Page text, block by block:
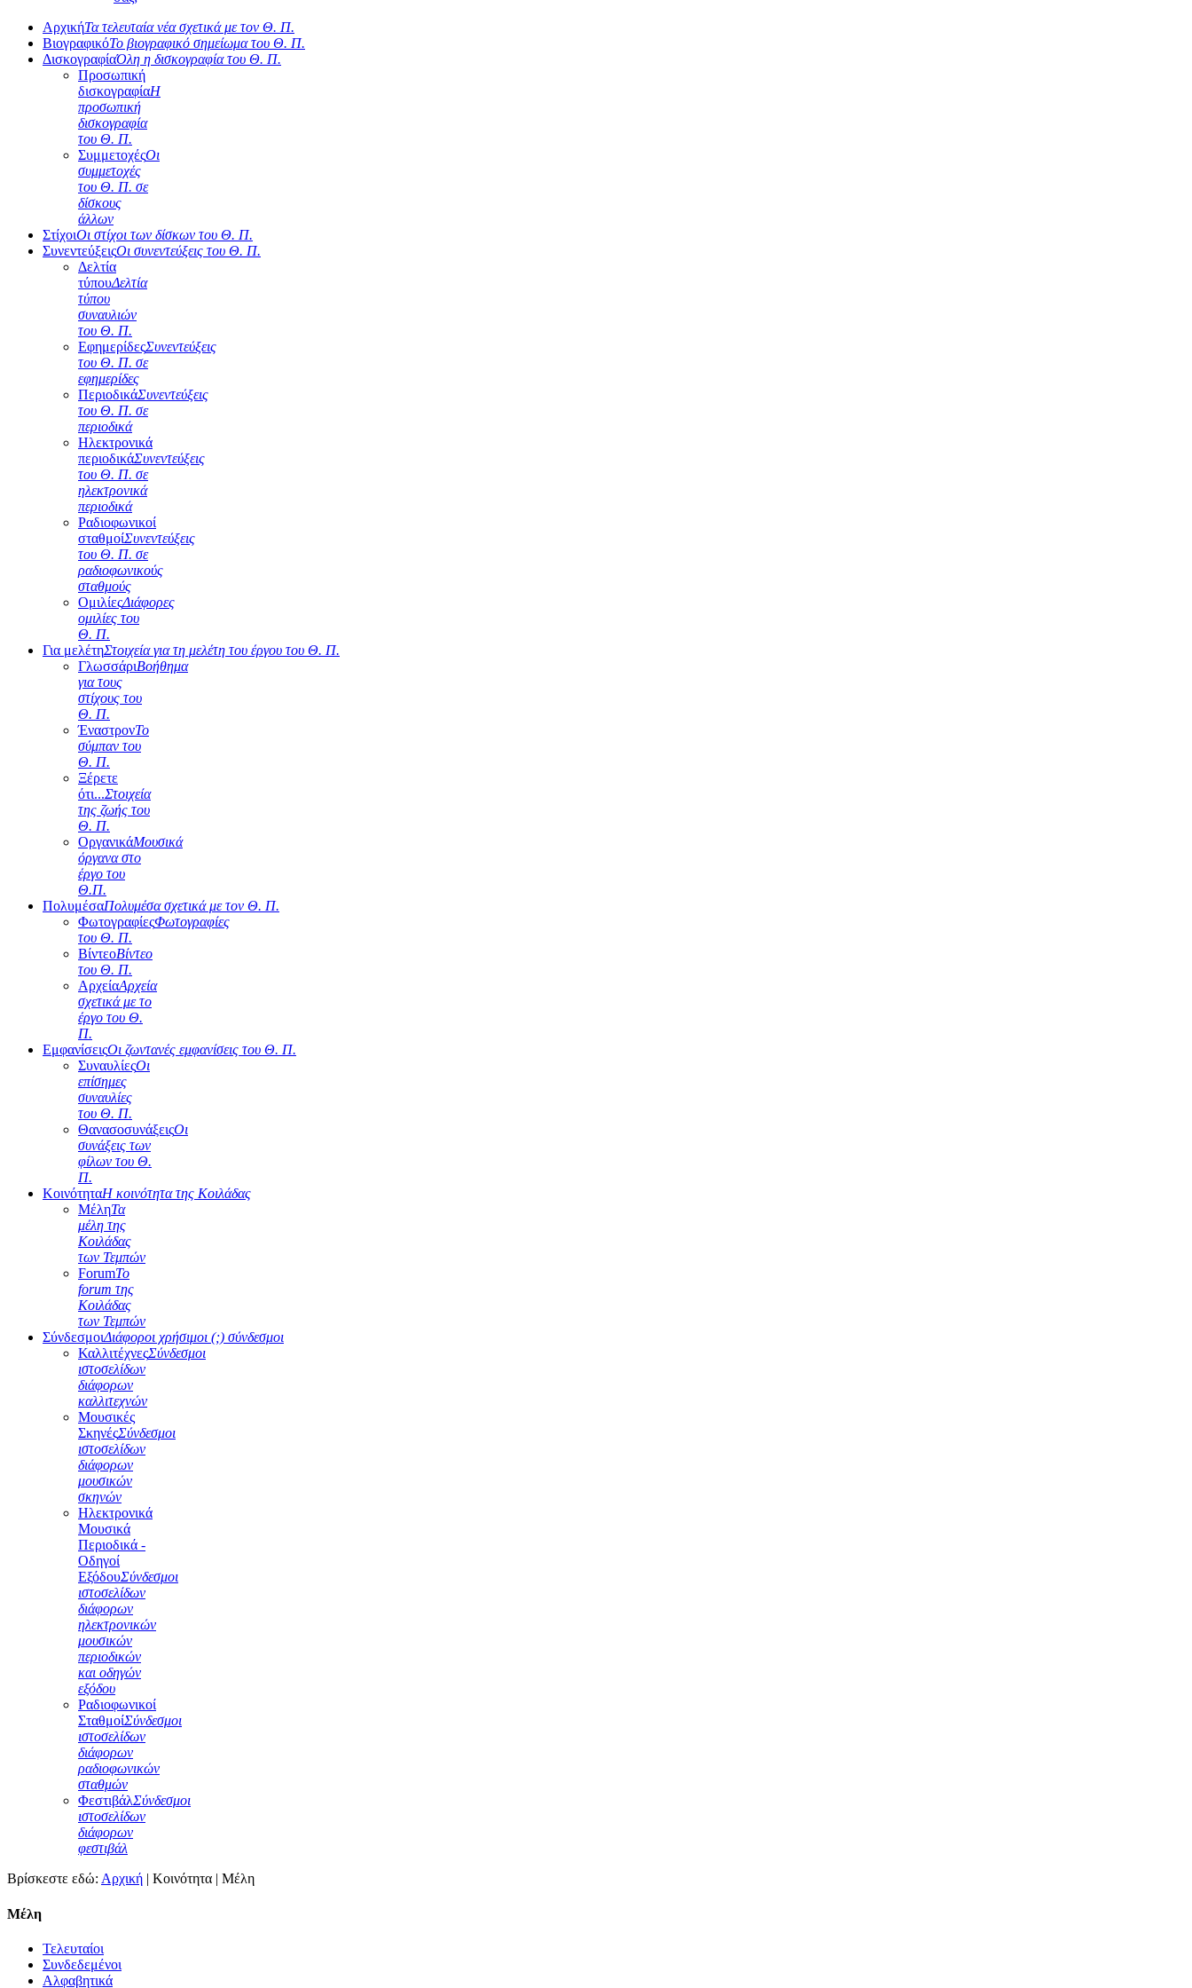
ΑρχικήΤα τελευταία νέα σχετικά με τον Θ. Π.
ΒιογραφικόΤο βιογραφικό σημείωμα του Θ. Π.
ΔισκογραφίαΌλη η δισκογραφία του Θ. Π.
Προσωπική
δισκογραφίαΗ
προσωπική
δισκογραφία
του Θ. Π.
ΣυμμετοχέςΟι
συμμετοχές
του Θ. Π. σε
δίσκους
άλλων
ΣτίχοιΟι στίχοι των δίσκων του Θ. Π.
ΣυνεντεύξειςΟι συνεντεύξεις του Θ. Π.
Δελτία
τύπουΔελτία
τύπου
συναυλιών
του Θ. Π.
ΕφημερίδεςΣυνεντεύξεις
του Θ. Π. σε
εφημερίδες
ΠεριοδικάΣυνεντεύξεις
του Θ. Π. σε
περιοδικά
Ηλεκτρονικά
περιοδικάΣυνεντεύξεις
του Θ. Π. σε
ηλεκτρονικά
περιοδικά
Ραδιοφωνικοί
σταθμοίΣυνεντεύξεις
του Θ. Π. σε
ραδιοφωνικούς
σταθμούς
ΟμιλίεςΔιάφορες
ομιλίες του
Θ. Π.
Για μελέτηΣτοιχεία για τη μελέτη του έργου του Θ. Π.
ΓλωσσάριΒοήθημα
για τους
στίχους του
Θ. Π.
ΈναστρονΤο
σύμπαν του
Θ. Π.
Ξέρετε
ότι...Στοιχεία
της ζωής του
Θ. Π.
ΟργανικάΜουσικά
όργανα στο
έργο του
Θ.Π.
ΠολυμέσαΠολυμέσα σχετικά με τον Θ. Π.
ΦωτογραφίεςΦωτογραφίες
του Θ. Π.
ΒίντεοΒίντεο
του Θ. Π.
ΑρχείαΑρχεία
σχετικά με το
έργο του Θ.
Π.
ΕμφανίσειςΟι ζωντανές εμφανίσεις του Θ. Π.
ΣυναυλίεςΟι
επίσημες
συναυλίες
του Θ. Π.
ΘανασοσυνάξειςΟι
συνάξεις των
φίλων του Θ.
Π.
ΚοινότηταΗ κοινότητα της Κοιλάδας
ΜέληΤα
μέλη της
Κοιλάδας
των Τεμπών
ForumΤο
forum της
Κοιλάδας
των Τεμπών
ΣύνδεσμοιΔιάφοροι χρήσιμοι (;) σύνδεσμοι
ΚαλλιτέχνεςΣύνδεσμοι
ιστοσελίδων
διάφορων
καλλιτεχνών
Μουσικές
ΣκηνέςΣύνδεσμοι
ιστοσελίδων
διάφορων
μουσικών
σκηνών
Ηλεκτρονικά
Μουσικά
Περιοδικά -
Οδηγοί
ΕξόδουΣύνδεσμοι
ιστοσελίδων
διάφορων
ηλεκτρονικών
μουσικών
περιοδικών
και οδηγών
εξόδου
Ραδιοφωνικοί
ΣταθμοίΣύνδεσμοι
ιστοσελίδων
διάφορων
ραδιοφωνικών
σταθμών
ΦεστιβάλΣύνδεσμοι
ιστοσελίδων
διάφορων
φεστιβάλ
Βρίσκεστε εδώ: Αρχική | Κοινότητα | Μέλη
Μέλη
Τελευταίοι
Συνδεδεμένοι
Αλφαβητικά